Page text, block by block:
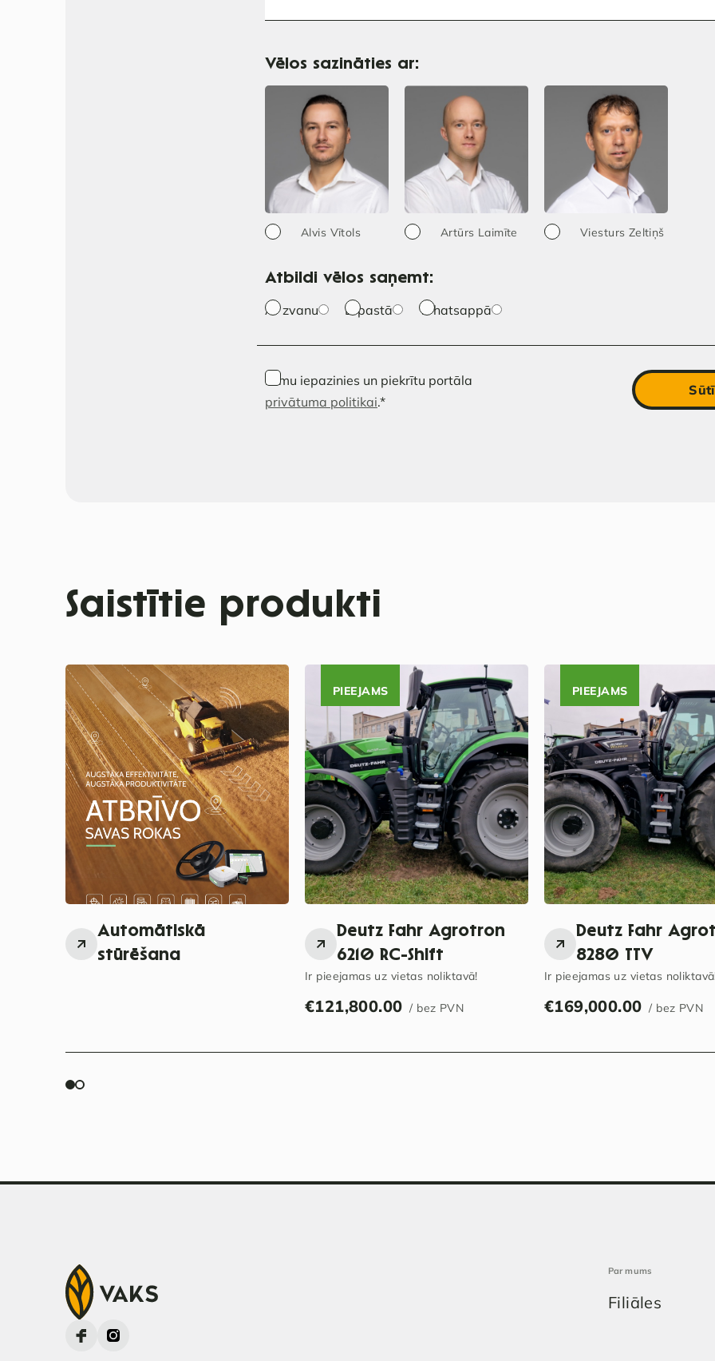
Vēlos sazināties ar:
Alvis Vītols Artūrs Laimīte Viesturs Zeltiņš
Atbildi vēlos saņemt:
Ar zvanu E-pastā Whatsappā
Esmu iepazinies un piekrītu portāla
privātuma politikai.*
Saistītie produkti
Automātiskā
stūrēšana
PIEEJAMS
Deutz Fahr Agrotron
6210 RC-Shift
Ir pieejamas uz vietas noliktavā!
€121,800.00 / bez PVN
PIEEJAMS
Deutz Fahr
8280 TTV
Ir pieejamas uz vietas
€169,000.00 / bez PVN
Par mums
Filiāles